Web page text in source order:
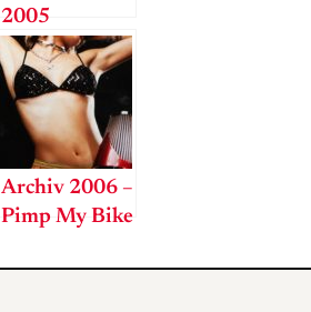
2005
Archiv 2006 –
Pimp My Bike